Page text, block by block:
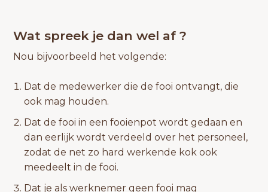
Wat spreek je dan wel af ?
Nou bijvoorbeeld het volgende:
Dat de medewerker die de fooi ontvangt, die
ook mag houden.
Dat de fooi in een fooienpot wordt gedaan en
dan eerlijk wordt verdeeld over het personeel,
zodat de net zo hard werkende kok ook
meedeelt in de fooi.
Dat je als werknemer geen fooi mag